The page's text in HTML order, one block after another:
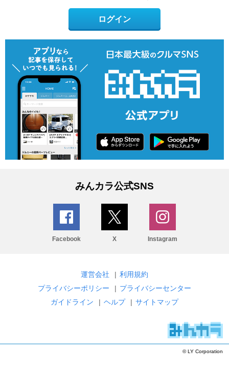
ログイン
みんカラ公式SNS
Facebook X Instagram
運営会社 | 利用規約
プライバシーポリシー
| プライバシーセンター
ガイドライン
| ヘルプ | サイトマップ
© LY Corporation